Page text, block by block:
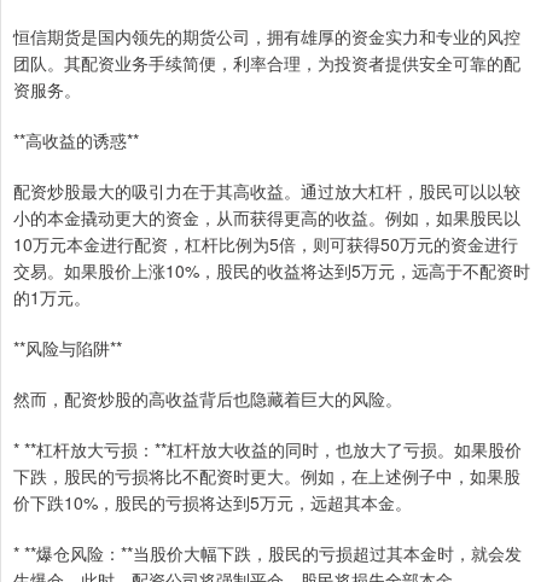
恒信期货是国内领先的期货公司，拥有雄厚的资金实力和专业的风控
团队。其配资业务手续简便，利率合理，为投资者提供安全可靠的配
资服务。
**高收益的诱惑**
配资炒股最大的吸引力在于其高收益。通过放大杠杆，股民可以以较
小的本金撬动更大的资金，从而获得更高的收益。例如，如果股民以
10万元本金进行配资，杠杆比例为5倍，则可获得50万元的资金进行
交易。如果股价上涨10%，股民的收益将达到5万元，远高于不配资时
的1万元。
**风险与陷阱**
然而，配资炒股的高收益背后也隐藏着巨大的风险。
* **杠杆放大亏损：**杠杆放大收益的同时，也放大了亏损。如果股价
下跌，股民的亏损将比不配资时更大。例如，在上述例子中，如果股
价下跌10%，股民的亏损将达到5万元，远超其本金。
* **爆仓风险：**当股价大幅下跌，股民的亏损超过其本金时，就会发